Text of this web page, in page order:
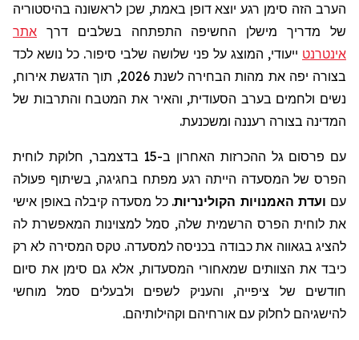
הערב הזה סימן רגע יוצא דופן באמת, שכן לראשונה בהיסטוריה
של מדריך מישלן החשיפה התפתחה בשלבים דרך אתר
אינטרנט ייעודי, המוצג על פני שלושה שלבי סיפור. כל נושא לכד
בצורה יפה את מהות הבחירה לשנת 2026, תוך הדגשת אירוח,
נשים ולחמים בערב הסעודית, והאיר את המטבח והתרבות של
המדינה בצורה רעננה ומשכנעת.
עם פרסום גל ההכרזות האחרון ב-15 בדצמבר, חלוקת לוחית
הפרס של המסעדה הייתה רגע מפתח בחגיגה, בשיתוף פעולה
עם ועדת האמנויות הקולינריות. כל מסעדה קיבלה באופן אישי
את לוחית הפרס הרשמית שלה, סמל למצוינות המאפשרת לה
להציג בגאווה את כבודה בכניסה למסעדה. טקס המסירה לא רק
כיבד את הצוותים שמאחורי המסעדות, אלא גם סימן את סיום
חודשים של ציפייה, והעניק לשפים ולבעלים סמל מוחשי
להישגיהם לחלוק עם אורחיהם וקהילותיהם.